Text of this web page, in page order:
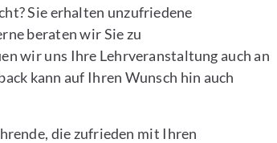
Sie erhalten unzufriedene
beraten wir Sie zu
wir uns Ihre Lehrveranstaltung auch an
kann auf Ihren Wunsch hin auch
die zufrieden mit Ihren